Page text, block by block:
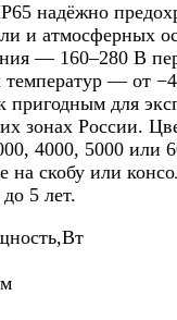
надёжно
и атмосферных
— 160–280 В
температур — от
пригодным для
зонах России.
4000, 5000 или
на скобу или
5 лет.